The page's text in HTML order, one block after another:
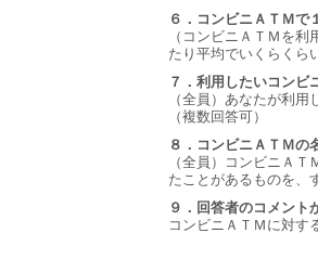
６．コンビニＡＴＭで
（コンビニＡＴＭを
たり平均でいくらくら
７．利用したいコンビ
（全員）あなたが利
（複数回答可）
８．コンビニＡＴＭの
（全員）コンビニＡ
たことがあるものを、
９．回答者のコメント
コンビニＡＴＭに対す